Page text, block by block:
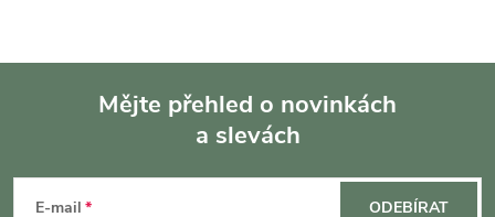
Mějte přehled o novinkách
a slevách
E-mail ODEBÍRAT